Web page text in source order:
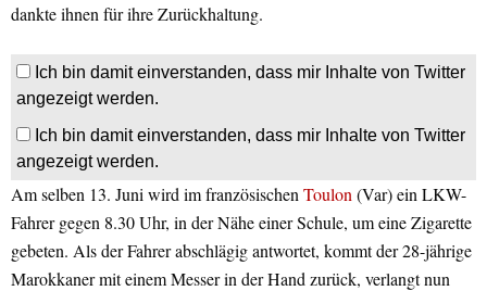
dankte ihnen für ihre Zurückhaltung.
Ich bin damit einverstanden, dass mir Inhalte von Twitter
angezeigt werden.
Ich bin damit einverstanden, dass mir Inhalte von Twitter
angezeigt werden.
Am selben 13. Juni wird im französischen Toulon (Var) ein LKW-
Fahrer gegen 8.30 Uhr, in der Nähe einer Schule, um eine Zigarette
gebeten. Als der Fahrer abschlägig antwortet, kommt der 28-jährige
Marokkaner mit einem Messer in der Hand zurück, verlangt nun